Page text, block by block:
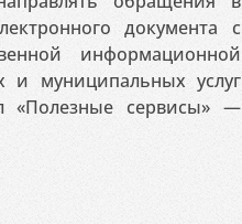
документа с
информационной
и муниципальных услуг
«Полезные сервисы» —